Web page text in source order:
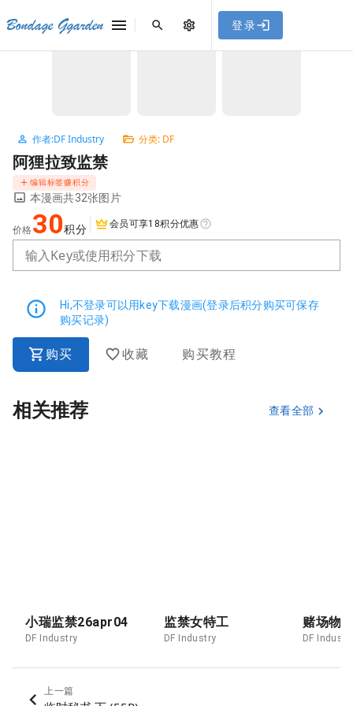
，使用遇到
问题请联系客服。
Bondage Ggarden 登录
首页 / DF / 阿狸拉致监禁
作者:DF Industry 分类: DF
阿狸拉致监禁
编辑标签赚积分
本漫画共32张图片
价格 30积分 会员可享18积分优惠
输入Key或使用积分下载
Hi,不登录可以用key下载漫画(登录后积分购买可保存
购买记录)
购买 收藏 购买教程
相关推荐 查看全部
小瑞监禁26apr04
DF Industry
监禁女特工
DF Industry
赌场物
DF
上一篇